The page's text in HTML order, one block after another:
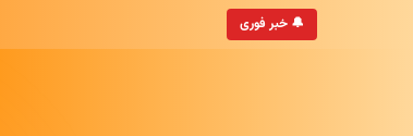
🔔 خبر فوریخبرگزاری ایرانی